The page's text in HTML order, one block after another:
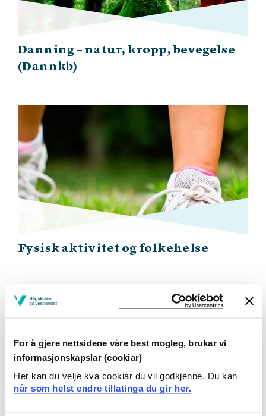
For å gjere nettsidene våre best mogleg, brukar vi
informasjonskapslar (cookiar)
Her kan du velje kva cookiar du vil godkjenne. Du kan
når som helst endre tillatinga du gir her.
Danning – natur, kropp, bevegelse
(Dannkb)
Fysisk aktivitet og folkehelse